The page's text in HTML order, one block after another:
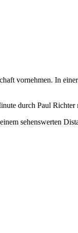
vornehmen. In
durch Paul
sehenswerten